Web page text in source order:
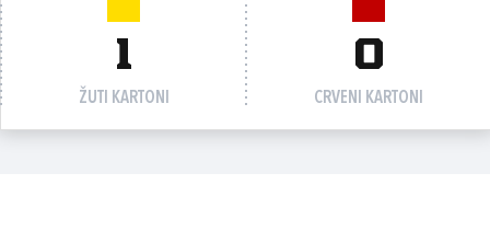
1
ŽUTI KARTONI
0
CRVENI KARTONI